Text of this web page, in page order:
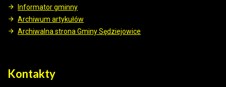
Informator gminny
Archiwum artykułów
Archiwalna strona Gminy Sędziejowice
Kontakty